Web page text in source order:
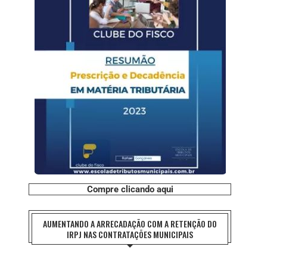
Compre clicando aqui
AUMENTANDO A ARRECADAÇÃO COM A RETENÇÃO DO
IRPJ NAS CONTRATAÇÕES MUNICIPAIS